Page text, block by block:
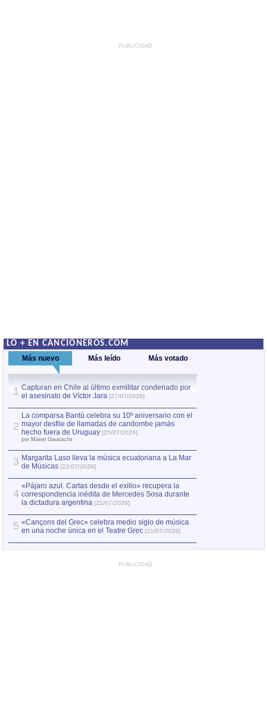
PUBLICIDAD
LO + EN CANCIONEROS.COM
Más nuevo Más leído Más votado
1 Capturan en Chile al último exmilitar condenado por
el asesinato de Víctor Jara [27/07/2026]
2
La comparsa Bantú celebra su 10º aniversario con el
mayor desfile de llamadas de candombe jamás
hecho fuera de Uruguay [25/07/2026]
por Manel Gausachs
3 Margarita Laso lleva la música ecuatoriana a La Mar
de Músicas [22/07/2026]
4
«Pájaro azul. Cartas desde el exilio» recupera la
correspondencia inédita de Mercedes Sosa durante
la dictadura argentina [21/07/2026]
5 «Cançons del Grec» celebra medio siglo de música
en una noche única en el Teatre Grec [21/07/2026]
PUBLICIDAD